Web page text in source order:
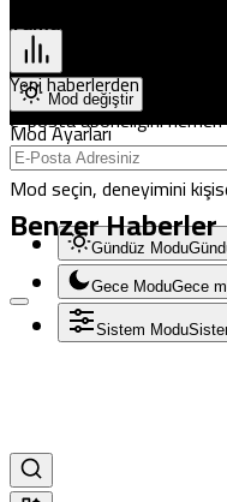
Mod değiştir
Mod Ayarları
Mod seçin, deneyimini
Gündüz Modu
Gece ModuGece
Sistem Modu
Tamamen Ücretsiz
Yeni haberlerden haberdar
e-posta aboneliğini
Benzer Haberler